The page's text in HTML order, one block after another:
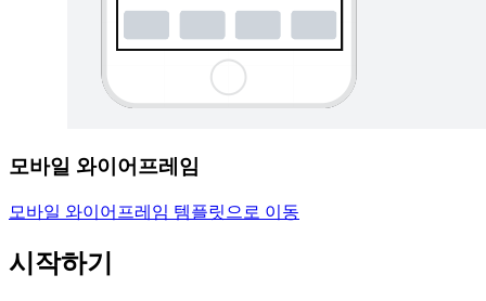
모바일 와이어프레임
모바일 와이어프레임 템플릿으로 이동
시작하기